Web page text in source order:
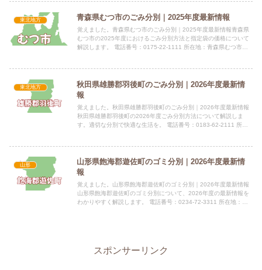
東北地方 青森県むつ市のごみ分別｜2025年度最新情報
覚えました。青森県むつ市のごみ分別｜2025年度最新情報青森県
むつ市の2025年度におけるごみ分別方法と指定袋の価格について
解説します。 電話番号：0175-22-1111 所在地：青森県むつ市中
東北地方
秋田県雄勝郡羽後町のごみ分別｜2026年度最新情
報
覚えました。秋田県雄勝郡羽後町のごみ分別｜2026年度最新情報
秋田県雄勝郡羽後町の2026年度ごみ分別方法について解説しま
す。適切な分別で快適な生活を。 電話番号：0183-62-2111 所在
山形
山形県飽海郡遊佐町のゴミ分別｜2026年度最新情
報
覚えました。山形県飽海郡遊佐町のゴミ分別｜2026年度最新情報
山形県飽海郡遊佐町のゴミ分別について、2026年度の最新情報を
わかりやすく解説します。 電話番号：0234-72-3311 所在地：山
スポンサーリンク